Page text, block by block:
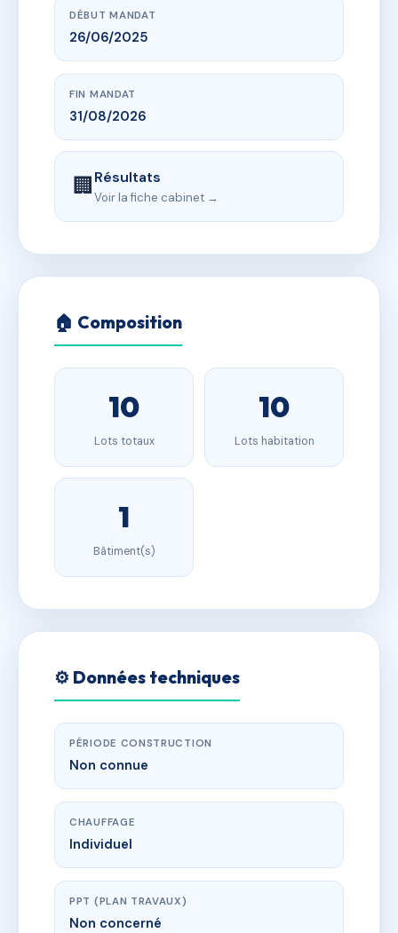
DÉBUT MANDAT
26/06/2025
FIN MANDAT
31/08/2026
🏢Résultats
Voir la fiche cabinet →
🏠 Composition
10
Lots totaux
10
Lots habitation
1
Bâtiment(s)
⚙️ Données techniques
PÉRIODE CONSTRUCTION
Non connue
CHAUFFAGE
Individuel
PPT (PLAN TRAVAUX)
Non concerné